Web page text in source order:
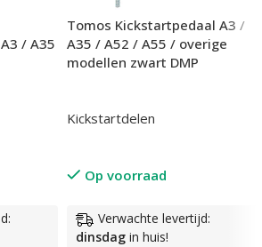
/ A35
Tomos Kickstartpedaal A3 /
A35 / A52 / A55 / overige
modellen zwart DMP
Kickstartdelen
Op voorraad
Verwachte levertijd:
dinsdag in huis!